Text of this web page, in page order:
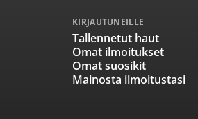
KIRJAUTUNEILLE
Tallennetut haut
Omat ilmoitukset
Omat suosikit
Mainosta ilmoitustasi